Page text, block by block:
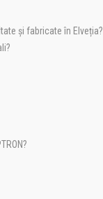
și fabricate în Elveția?